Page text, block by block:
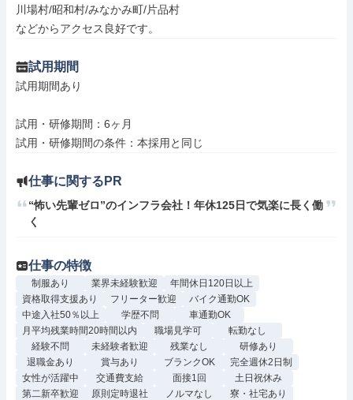
川場村/昭和村/みなかみ町/片品村
などからアクセス良好です。
試用期間
試用期間あり
試用・研修期間：6ヶ月
仕事に関するPR
“怖い先輩ゼロ”のインフラ会社！年休125日で気楽に長く働
く
仕事の特徴
制服あり 業界未経験歓迎
年間休日120日以上
資格取得支援あり
フリーター歓迎
バイク通勤OK
中途入社50％以上
学歴不問
車通勤OK
月平均残業時間20時間以内
職場見学可
転勤なし
経験不問
未経験者歓迎 残業なし
研修あり
退職金あり
賞与あり ブランクOK
完全週休2日制
女性が活躍中
交通費支給 面接1回
土日祝休み
第二新卒歓迎
原則定時退社 ノルマなし 寮・社宅あり